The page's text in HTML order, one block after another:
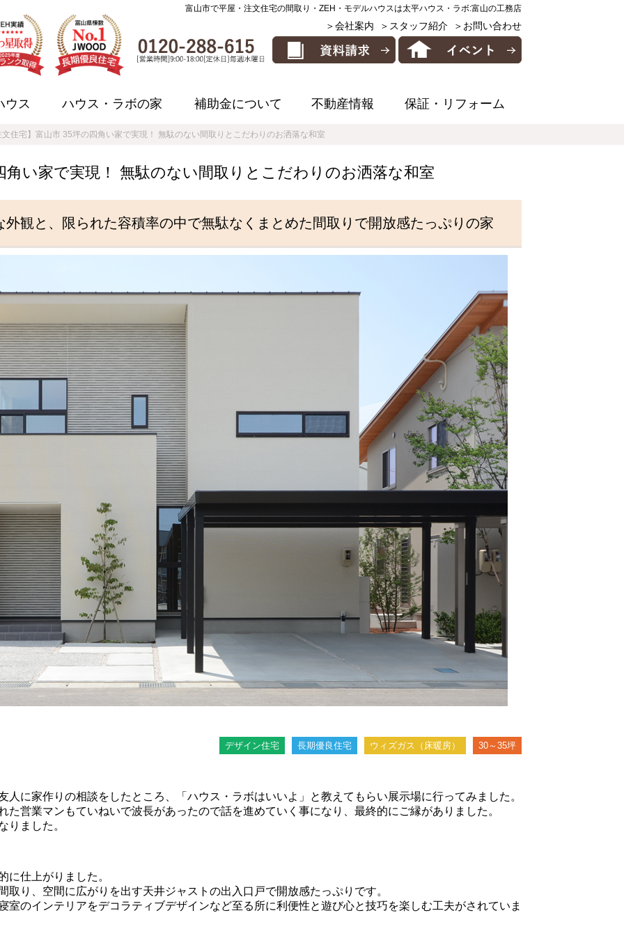
富山市で平屋・注文住宅の間取り・ZEH・モデルハウスは太平ハウス・ラボ:富山の工務店
＞会社案内 ＞スタッフ紹介 ＞お問い合わせ
ウス ハウス・ラボの家 補助金について 不動産情報 保証・リフォーム
文住宅】富山市 35坪の四角い家で実現！ 無駄のない間取りとこだわりのお洒落な和室
角い家で実現！ 無駄のない間取りとこだわりのお洒落な和室
観と、限られた容積率の中で無駄なくまとめた間取りで開放感たっぷりの家
デザイン住宅 長期優良住宅 ウィズガス（床暖房） 30～35坪
人に家作りの相談をしたところ、「ハウス・ラボはいいよ」と教えてもらい展示場に行ってみました。
た営業マンもていねいで波長があったので話を進めていく事になり、最終的にご縁がありました。
りました。
に仕上がりました。
取り、空間に広がりを出す天井ジャストの出入口戸で開放感たっぷりです。
室のインテリアをデコラティブデザインなど至る所に利便性と遊び心と技巧を楽しむ工夫がされていま